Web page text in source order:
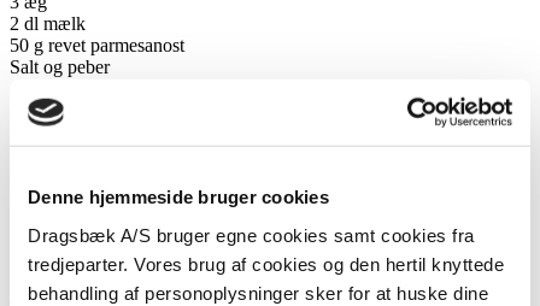
Denne hjemmeside bruger cookies
Dragsbæk A/S bruger egne cookies samt cookies fra
tredjeparter. Vores brug af cookies og den hertil knyttede
behandling af personoplysninger sker for at huske dine
2 dl mælk
50 g revet parmesanost
Salt og peber
Sådan gør du:
Smuldr AMA Bagning i melet, tilsæt salt og saml dejen med vandet.
Stil den på køl i ca. 1 time.
Drys med mel og rul dejen ud på bordet, smør en tærteform på ca.
28 cm. med lidt AMA Flydende.
Læg dejen i formen og pres den godt ud i kanten. Prik bunden med
en gaffel og forbag tærten i 15 min. ved 200 grader i enforvarmet